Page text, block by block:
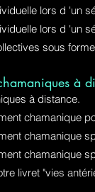
lors d 'un
lors d 'un
sous
à
à distance.
chamanique
chamanique
chamanique
livret "vies